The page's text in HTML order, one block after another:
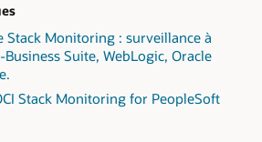
Stack Monitoring : surveillance à
Suite, WebLogic, Oracle
Stack Monitoring for PeopleSoft